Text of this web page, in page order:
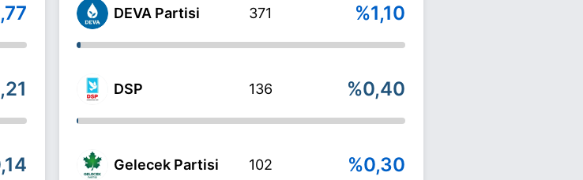
DEVA Partisi 371 %1,10
DSP 136 %0,40
Gelecek Partisi 102 %0,30